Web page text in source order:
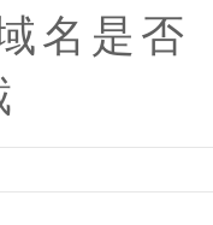
名是否